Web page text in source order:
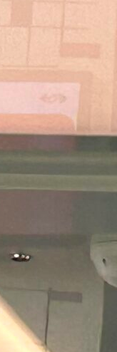
de
un
point de